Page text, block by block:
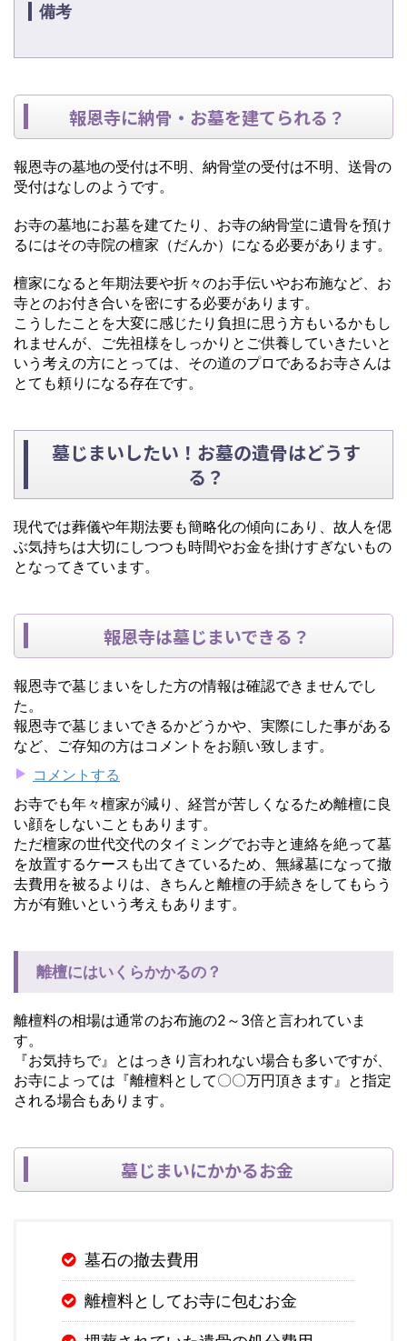
備考
報恩寺に納骨・お墓を建てられる？
報恩寺の墓地の受付は不明、納骨堂の受付は不明、送骨の
受付はなしのようです。
お寺の墓地にお墓を建てたり、お寺の納骨堂に遺骨を預け
るにはその寺院の檀家（だんか）になる必要があります。
檀家になると年期法要や折々のお手伝いやお布施など、お
寺とのお付き合いを密にする必要があります。
こうしたことを大変に感じたり負担に思う方もいるかもし
れませんが、ご先祖様をしっかりとご供養していきたいと
いう考えの方にとっては、その道のプロであるお寺さんは
とても頼りになる存在です。
墓じまいしたい！お墓の遺骨はどうす
る？
現代では葬儀や年期法要も簡略化の傾向にあり、故人を偲
ぶ気持ちは大切にしつつも時間やお金を掛けすぎないもの
となってきています。
報恩寺は墓じまいできる？
報恩寺で墓じまいをした方の情報は確認できませんでし
た。
報恩寺で墓じまいできるかどうかや、実際にした事がある
など、ご存知の方はコメントをお願い致します。
コメントする
お寺でも年々檀家が減り、経営が苦しくなるため離檀に良
い顔をしないこともあります。
ただ檀家の世代交代のタイミングでお寺と連絡を絶って墓
を放置するケースも出てきているため、無縁墓になって撤
去費用を被るよりは、きちんと離檀の手続きをしてもらう
方が有難いという考えもあります。
離檀にはいくらかかるの？
離檀料の相場は通常のお布施の2～3倍と言われていま
す。
『お気持ちで』とはっきり言われない場合も多いですが、
お寺によっては『離檀料として〇〇万円頂きます』と指定
される場合もあります。
墓じまいにかかるお金
墓石の撤去費用
離檀料としてお寺に包むお金